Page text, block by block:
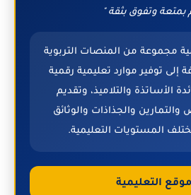
بمتعة وتفوق بثقة "
مجموعة من المنصات التربوية
إلى توفير موارد تعليمية رقمية
الأساتذة والتلاميذ، وتقديم
والجذاذات والوثائق
المستويات التعليمية.
موقع التعليمية